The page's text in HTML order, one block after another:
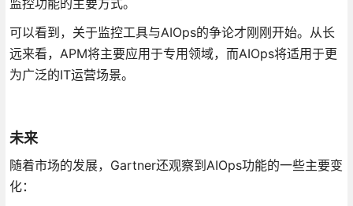
可以看到，关于监控工具与AIOps的争论才刚刚开始。从长
远来看，APM将主要应用于专用领域，而AIOps将适用于更
为广泛的IT运营场景。
未来
随着市场的发展，Gartner还观察到AIOps功能的一些主要变
化：